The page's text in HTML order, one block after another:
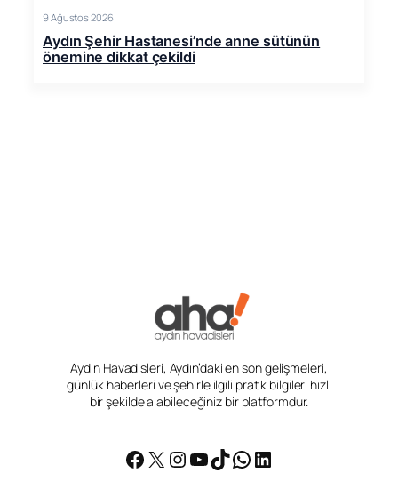
9 Ağustos 2026
Aydın Şehir Hastanesi’nde anne sütünün
önemine dikkat çekildi
Aydın Havadisleri, Aydın’daki en son gelişmeleri,
günlük haberleri ve şehirle ilgili pratik bilgileri hızlı
bir şekilde alabileceğiniz bir platformdur.
Facebook
X Instagram
YouTube
TikTok
WhatsApp
LinkedIn